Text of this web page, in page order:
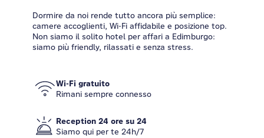
Dormire da noi rende tutto ancora più semplice:
camere accoglienti, Wi-Fi affidabile e posizione top.
Non siamo il solito hotel per affari a Edimburgo:
siamo più friendly, rilassati e senza stress.
Wi-Fi gratuito
Rimani sempre connesso
Reception 24 ore su 24
Siamo qui per te 24h/7